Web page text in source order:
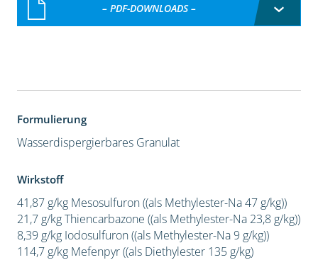
– PDF-DOWNLOADS –
Formulierung
Wasserdispergierbares Granulat
Wirkstoff
41,87 g/kg Mesosulfuron ((als Methylester-Na 47 g/kg))
21,7 g/kg Thiencarbazone ((als Methylester-Na 23,8 g/kg))
8,39 g/kg Iodosulfuron ((als Methylester-Na 9 g/kg))
114,7 g/kg Mefenpyr ((als Diethylester 135 g/kg)